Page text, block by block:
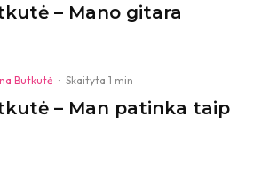
– Mano gitara
Butkutė · Skaityta 1 min
– Man patinka taip